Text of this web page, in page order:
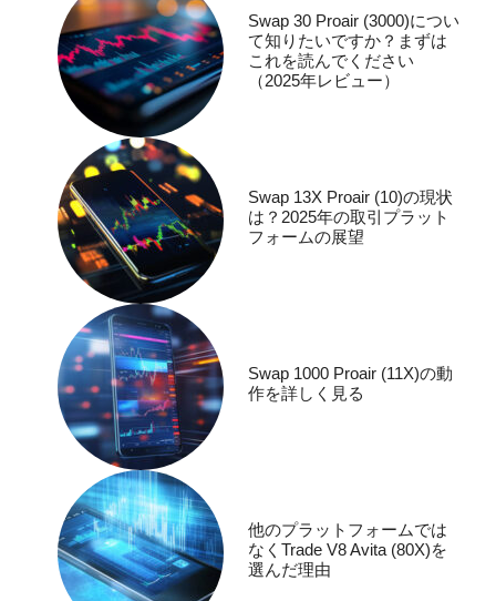
Swap 30 Proair (3000)につい
て知りたいですか？まずは
これを読んでください
（2025年レビュー）
Swap 13X Proair (10)の現状
は？2025年の取引プラット
フォームの展望
Swap 1000 Proair (11X)の動
作を詳しく見る
他のプラットフォームでは
なくTrade V8 Avita (80X)を
選んだ理由